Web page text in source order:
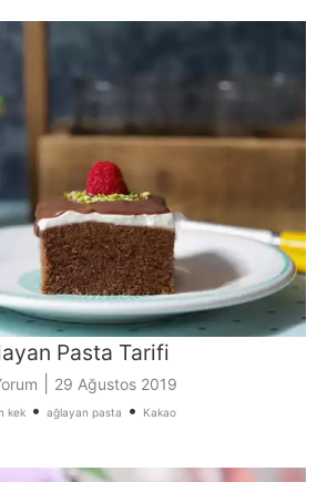
Pasta Tarifi
29 Ağustos 2019
kek• ağlayan pasta • Kakao